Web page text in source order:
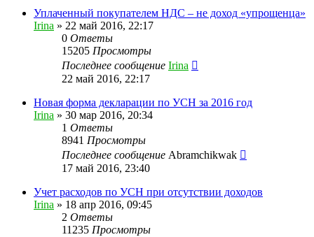
Уплаченный покупателем НДС – не доход «упрощенца»
Irina » 22 май 2016, 22:17
0 Ответы
15205 Просмотры
Последнее сообщение Irina
22 май 2016, 22:17
Новая форма декларации по УСН за 2016 год
Irina » 30 мар 2016, 20:34
1 Ответы
8941 Просмотры
Последнее сообщение Abramchikwak
17 май 2016, 23:40
Учет расходов по УСН при отсутствии доходов
Irina » 18 апр 2016, 09:45
2 Ответы
11235 Просмотры